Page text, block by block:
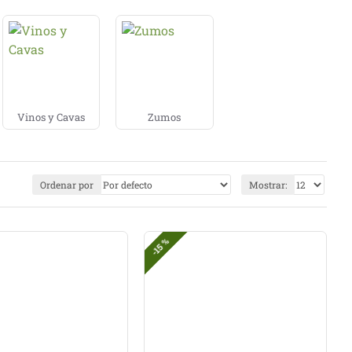
, bebidas sin aditivos innecesarios, opciones
saludable.
ricas en minerales o bebidas naturales
pueden ser una buena opción para variar tu rutina.
encontrarás bebidas vegetales ecológicas de
Vinos y Cavas Zumos
Ordenar por Mostrar:
-15 %